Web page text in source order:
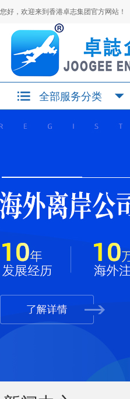
您好，欢迎来到香港卓志集团官方网站！
全部服务分类